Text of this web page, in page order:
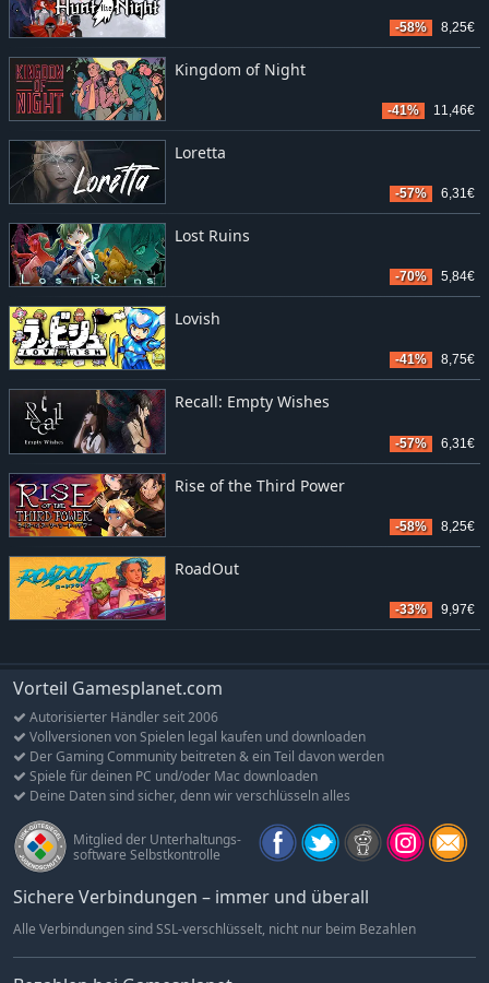
-58% 8,25€
Kingdom of Night
-41% 11,46€
Loretta
-57% 6,31€
Lost Ruins
-70% 5,84€
Lovish
-41% 8,75€
Recall: Empty Wishes
-57% 6,31€
Rise of the Third Power
-58% 8,25€
RoadOut
-33% 9,97€
Vorteil Gamesplanet.com
Autorisierter Händler seit 2006
Vollversionen von Spielen legal kaufen und downloaden
Der Gaming Community beitreten & ein Teil davon werden
Spiele für deinen PC und/oder Mac downloaden
Deine Daten sind sicher, denn wir verschlüsseln alles
Mitglied der Unterhaltungs-
software Selbstkontrolle
Sichere Verbindungen – immer und überall
Alle Verbindungen sind SSL-verschlüsselt, nicht nur beim Bezahlen